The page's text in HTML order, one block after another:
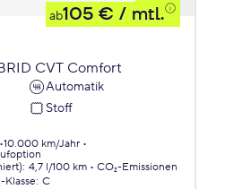
ab105 € / mtl.
CVT Comfort
Automatik
Stoff
10.000 km/Jahr
: 4,7 l/100 km
CO₂-Emissionen
Klasse: C